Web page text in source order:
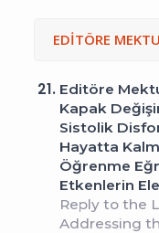
EDİTÖRE
21. Editöre
Kapak
Sistolik
Hayatta
Öğrenme
Etkenlerin Ele
Reply to the
Addressing